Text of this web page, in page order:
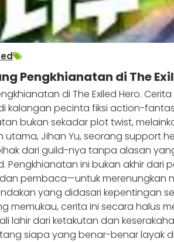
Pengkhianatan di The
di The Exiled Hero. Cerita
kalangan pecinta fiksi action-
bukan sekadar plot twist,
utama, Jihan Yu, seorang support
dari guild-nya tanpa alasan
Pengkhianatan ini bukan akhir dari
pembaca—untuk merenungkan
yang didasari kepentingan
memukau, cerita ini secara halus
lahir dari ketakutan dan
siapa yang benar-benar layak